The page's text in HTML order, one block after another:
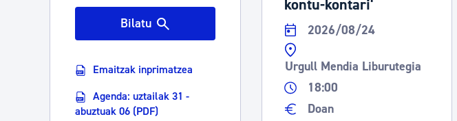
Bilatu
Emaitzak inprimatzea
Agenda: uztailak 31 -
abuztuak 06 (PDF)
kontu-kontari'
2026/08/24
Urgull Mendia Liburutegia
18:00
Doan